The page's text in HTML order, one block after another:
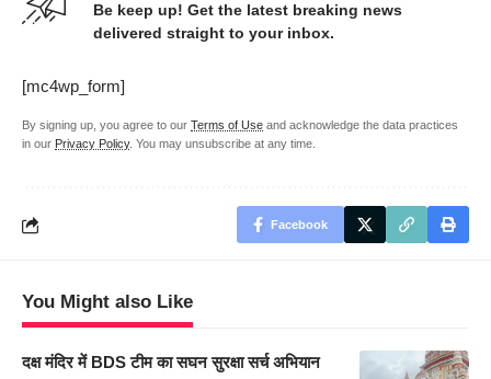
Be keep up! Get the latest breaking news
delivered straight to your inbox.
[mc4wp_form]
By signing up, you agree to our Terms of Use and acknowledge the data practices
in our Privacy Policy. You may unsubscribe at any time.
Facebook
You Might also Like
दक्ष मंदिर में BDS टीम का सघन सुरक्षा सर्च अभियान